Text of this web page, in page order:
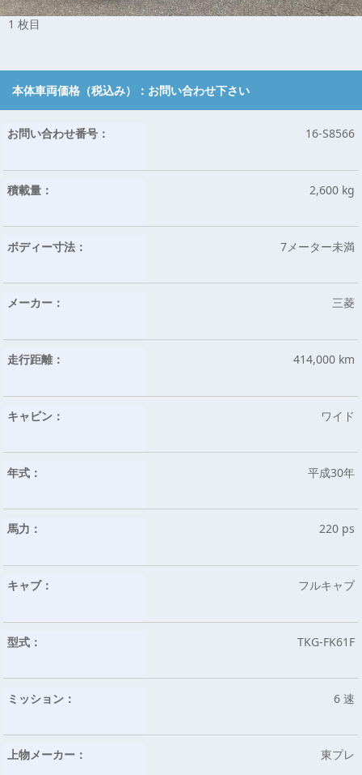
1 枚目
本体車両価格（税込み）： お問い合わせ下さい
お問い合わせ番号： 16-S8566
積載量： 2,600 kg
ボディー寸法： 7メーター未満
メーカー： 三菱
走行距離： 414,000 km
キャビン： ワイド
年式： 平成30年
馬力： 220 ps
キャブ： フルキャブ
型式： TKG-FK61F
ミッション： 6 速
上物メーカー： 東プレ